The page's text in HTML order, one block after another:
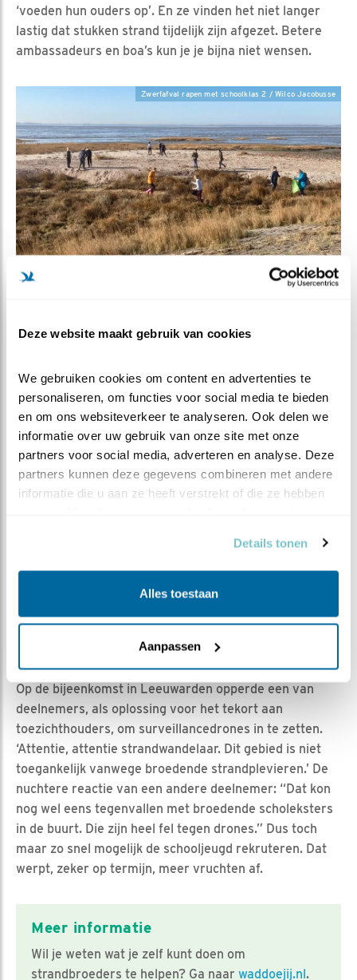
Deze website maakt gebruik van cookies
We gebruiken cookies om content en advertenties te
personaliseren, om functies voor social media te bieden
en om ons websiteverkeer te analyseren. Ook delen we
informatie over uw gebruik van onze site met onze
partners voor social media, adverteren en analyse. Deze
partners kunnen deze gegevens combineren met andere
informatie die u aan ze heeft verstrekt of die ze hebben
Details tonen
Alles toestaan
Aanpassen
‘voeden hun ouders op’. En ze vinden het niet langer
lastig dat stukken strand tijdelijk zijn afgezet. Betere
ambassadeurs en boa’s kun je je bijna niet wensen.
Schoolkinderen helpen met het rapen van zwerfafval. Foto:
Zwerfafval rapen met schoolklas 2 / Wilco Jacobusse
noodzaak om de bevolking bij de bescherming van
broed- en foerageerplaatsen te betrekken. Het gebeurt
her en der ook. Maar de stranden zijn lang, de noodzaak
van maatregelen wordt vaak niet ingezien en er is
gewoon te weinig mankracht voor toezicht en
informatieverstrekking.
van een piepkleine zender. Zo moet duidelijk worden
waar ze zich doorgaans ophouden en waar ze
foerageren. Pas als je dat weet kun je gericht gebieden
Op de bijeenkomst in Leeuwarden opperde een van
deelnemers, als oplossing voor het tekort aan
toezichthouders, om surveillancedrones in te zetten.
‘Attentie, attentie strandwandelaar. Dit gebied is niet
toegankelijk vanwege broedende strandplevieren.’ De
nuchtere reactie van een andere deelnemer: “Dat kon
nog wel eens tegenvallen met broedende scholeksters
in de buurt. Die zijn heel fel tegen drones.” Dus toch
maar zo snel mogelijk de schooljeugd rekruteren. Dat
werpt, zeker op termijn, meer vruchten af.
Meer informatie
Wil je weten wat je zelf kunt doen om
strandbroeders te helpen? Ga naar waddoejij.nl.